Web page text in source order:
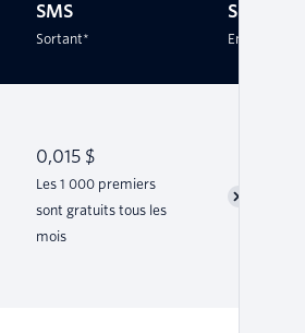
SMS
Sortant*
SMS
Entrant*
0,015 $
Les 1 000 premiers
sont gratuits tous les
mois